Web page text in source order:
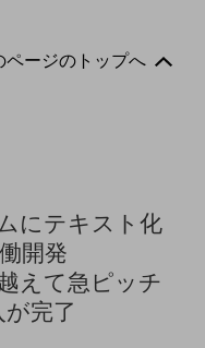
ページのトップへ
にテキスト化
開発
えて急ピッチ
完了